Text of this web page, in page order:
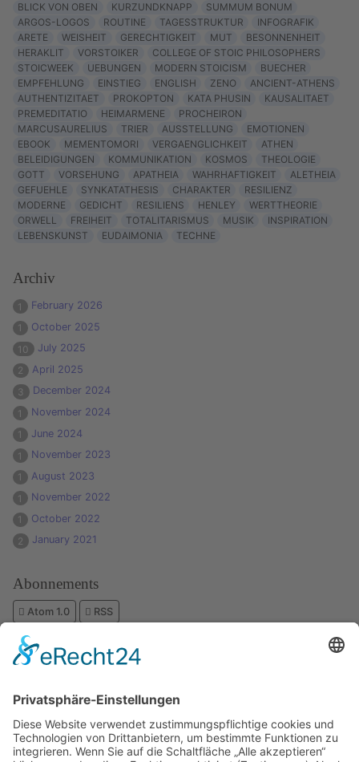
BLICK VON OBEN
KURZUNDKNAPP
SUMMUM BONUM
ARGOS-LOGOS
ROUTINE TAGESSTRUKTUR
INFOGRAFIK
ARETE
WEISHEIT GERECHTIGKEIT MUT
BESONNENHEIT
HERAKLIT
VORSTOIKER
COLLEGE OF STOIC PHILOSOPHERS
STOICWEEK
UEBUNGEN MODERN STOICISM
BUECHER
EMPFEHLUNG
EINSTIEG ENGLISH ZENO
ANCIENT-ATHENS
AUTHENTIZITAET
PROKOPTON KATA PHUSIN
KAUSALITAET
PREMEDITATIO
HEIMARMENE
PROCHEIRON
MARCUSAURELIUS
TRIER AUSSTELLUNG
EMOTIONEN
EBOOK
MEMENTOMORI VERGAENGLICHKEIT
ATHEN
BELEIDIGUNGEN
KOMMUNIKATION KOSMOS
THEOLOGIE
GOTT
VORSEHUNG APATHEIA WAHRHAFTIGKEIT
ALETHEIA
GEFUEHLE
SYNKATATHESIS CHARAKTER
RESILIENZ
MODERNE
GEDICHT RESILIENS HENLEY
WERTTHEORIE
ORWELL
FREIHEIT TOTALITARISMUS MUSIK
INSPIRATION
LEBENSKUNST
EUDAIMONIA TECHNE
Archiv
1
February 2026
1
October 2025
10
July 2025
2
April 2025
3
December 2024
1
November 2024
1
June 2024
1
November 2023
1
August 2023
1
November 2022
1
October 2022
2
January 2021
Abonnements
Atom 1.0 RSS
Kostenloses E-Book
Memento Mori
Eine philosophische Meditation über das Leben, den